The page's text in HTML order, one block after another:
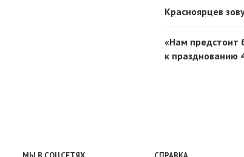
Красноярцев
«Нам предстоит
к празднованию